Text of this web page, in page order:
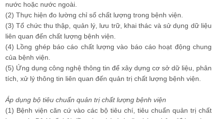
nước hoặc nước ngoài.
(2) Thực hiện đo lường chỉ số chất lượng trong bệnh viện.
(3) Tổ chức thu thập, quản lý, lưu trữ, khai thác và sử dụng dữ liệu
liên quan đến chất lượng bệnh viện.
(4) Lồng ghép báo cáo chất lượng vào báo cáo hoạt động chung
của bệnh viện.
(5) Ứng dụng công nghệ thông tin để xây dựng cơ sở dữ liệu, phân
tích, xử lý thông tin liên quan đến quản trị chất lượng bệnh viện.
Áp dụng bộ tiêu chuẩn quản trị chất lượng bệnh viện
(1) Bệnh viện căn cứ vào các bộ tiêu chí, tiêu chuẩn quản trị chất